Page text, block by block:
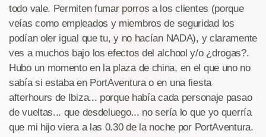
todo vale. Permiten fumar porros a los clientes (porque
veías como empleados y miembros de seguridad los
podían oler igual que tu, y no hacían NADA), y claramente
ves a muchos bajo los efectos del alchool y/o ¿drogas?.
Hubo un momento en la plaza de china, en el que uno no
sabía si estaba en PortAventura o en una fiesta
afterhours de Ibiza... porque había cada personaje pasao
de vueltas... que desdeluego... no sería lo que yo querría
que mi hijo viera a las 0.30 de la noche por PortAventura.